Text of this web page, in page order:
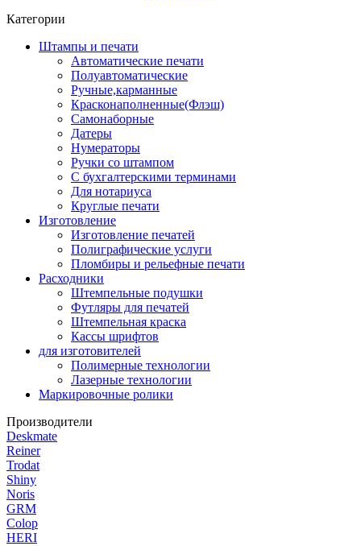
Категории
Штампы и печати
Автоматические печати
Полуавтоматические
Ручные,карманные
Красконаполненные(Флэш)
Самонаборные
Датеры
Нумераторы
Ручки со штампом
С бухгалтерскими терминами
Для нотариуса
Круглые печати
Изготовление
Изготовление печатей
Полиграфические услуги
Пломбиры и рельефные печати
Расходники
Штемпельные подушки
Футляры для печатей
Штемпельная краска
Кассы шрифтов
для изготовителей
Полимерные технологии
Лазерные технологии
Маркировочные ролики
Производители
Deskmate
Reiner
Trodat
Shiny
Noris
GRM
Colop
HERI